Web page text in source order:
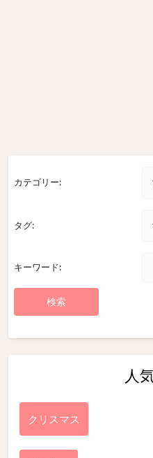
カテゴリー:
タグ:
キーワード:
人
クリスマス